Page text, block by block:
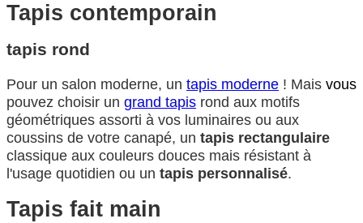
Tapis contemporain
tapis rond
Pour un salon moderne, un tapis moderne ! Mais vous
pouvez choisir un grand tapis rond aux motifs
géométriques assorti à vos luminaires ou aux
coussins de votre canapé, un tapis rectangulaire
classique aux couleurs douces mais résistant à
l'usage quotidien ou un tapis personnalisé.
Tapis fait main